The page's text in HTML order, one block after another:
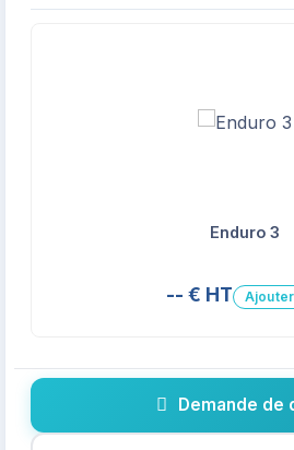
Enduro 3
-- € HT Ajouter
Demande de